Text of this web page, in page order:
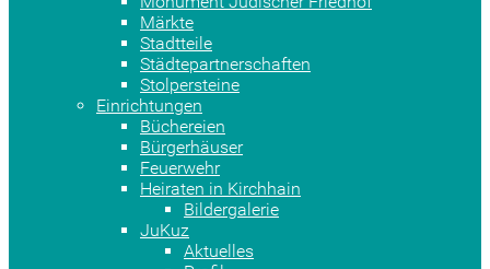
Märkte
Stadtteile
Städtepartnerschaften
Stolpersteine
Einrichtungen
Büchereien
Bürgerhäuser
Feuerwehr
Heiraten in Kirchhain
Bildergalerie
JuKuz
Aktuelles